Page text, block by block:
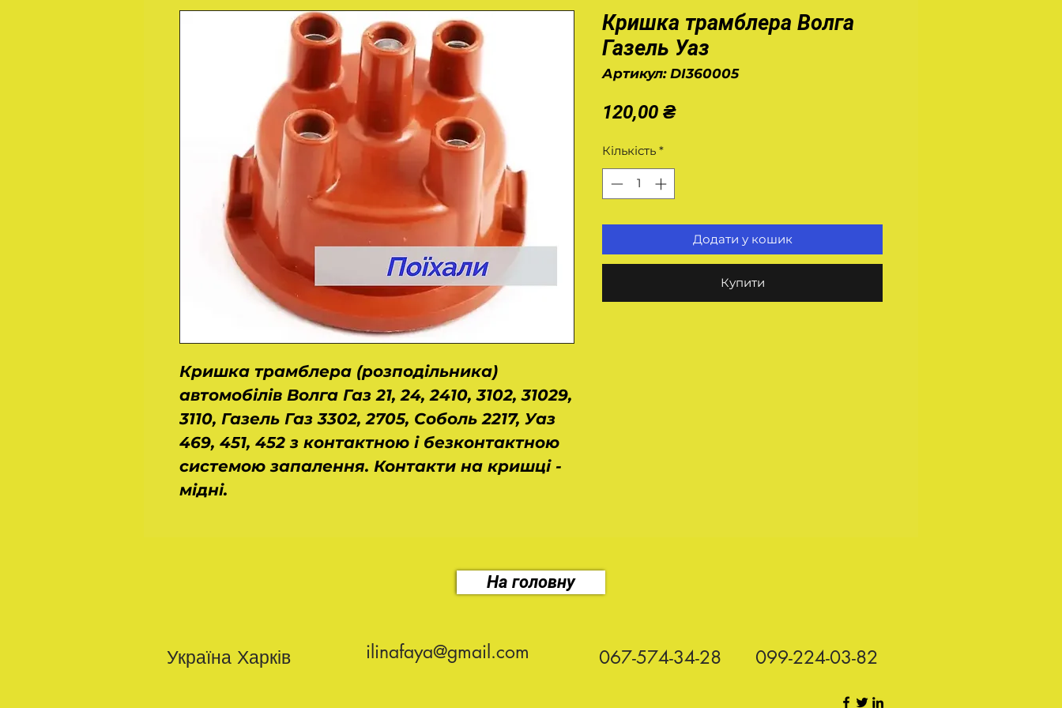
Кришка трамблера (розподільника)
автомобілів Волга Газ 21, 24, 2410, 3102, 31029,
3110, Газель Газ 3302, 2705, Соболь 2217, Уаз
469, 451, 452 з контактною і безконтактною
системою запалення. Контакти на кришці -
мідні.
Кришка трамблера Волга
Газель Уаз
Артикул: DI360005
120,00 ₴Ціна
Кількість *
Додати у кошик
Купити
На головну
Україна Харків ilinafaya@gmail.com 067-574-34-28 099-224-03-82